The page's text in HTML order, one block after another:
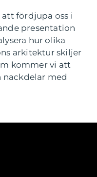
fördjupa oss i
presentation
hur olika
arkitektur skiljer
kommer vi att
med